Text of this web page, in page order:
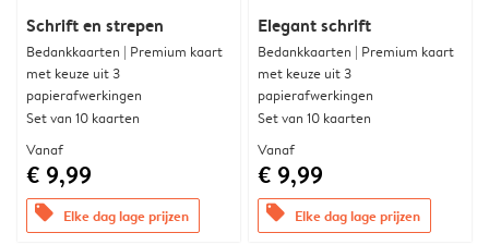
Schrift en strepen
Bedankkaarten | Premium kaart
met keuze uit 3
papierafwerkingen
Set van 10 kaarten
Vanaf
€ 9,99
offers Elke dag lage prijzen
Elegant schrift
Bedankkaarten | Premium kaart
met keuze uit 3
papierafwerkingen
Set van 10 kaarten
Vanaf
€ 9,99
offers Elke dag lage prijzen